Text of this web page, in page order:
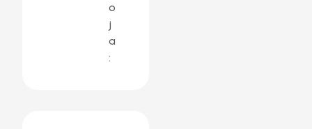
o
j
a
: